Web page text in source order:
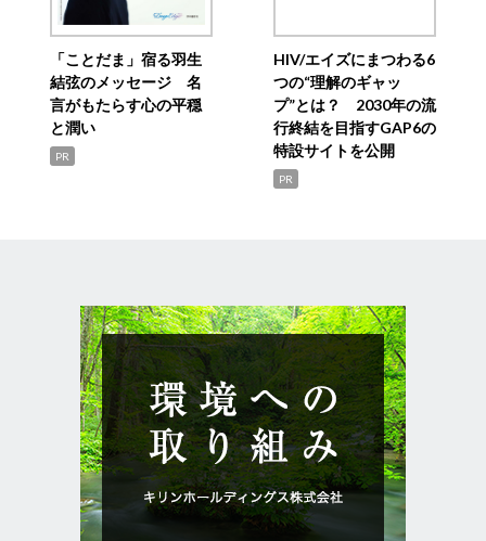
「ことだま」宿る羽生
結弦のメッセージ 名
言がもたらす心の平穏
と潤い
PR
HIV/エイズにまつわる6
つの“理解のギャッ
プ”とは？ 2030年の流
行終結を目指すGAP6の
特設サイトを公開
PR